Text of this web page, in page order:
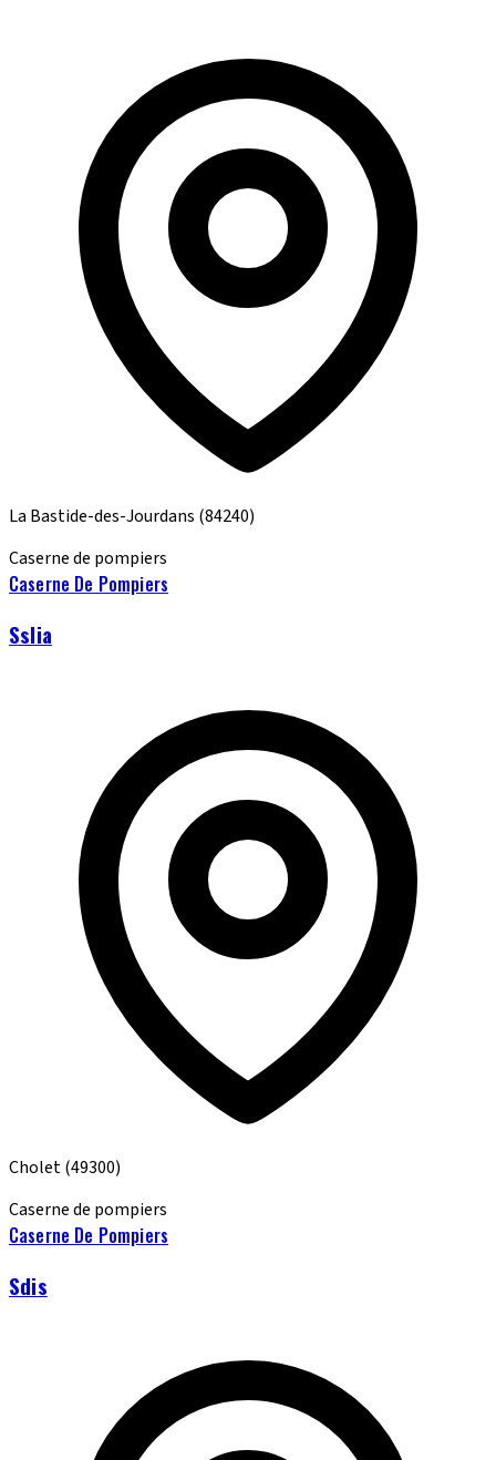
La Bastide-des-Jourdans (84240)
Caserne de pompiers
Caserne De Pompiers
Sslia
Cholet(49300)
Caserne de pompiers
Caserne De Pompiers
Sdis